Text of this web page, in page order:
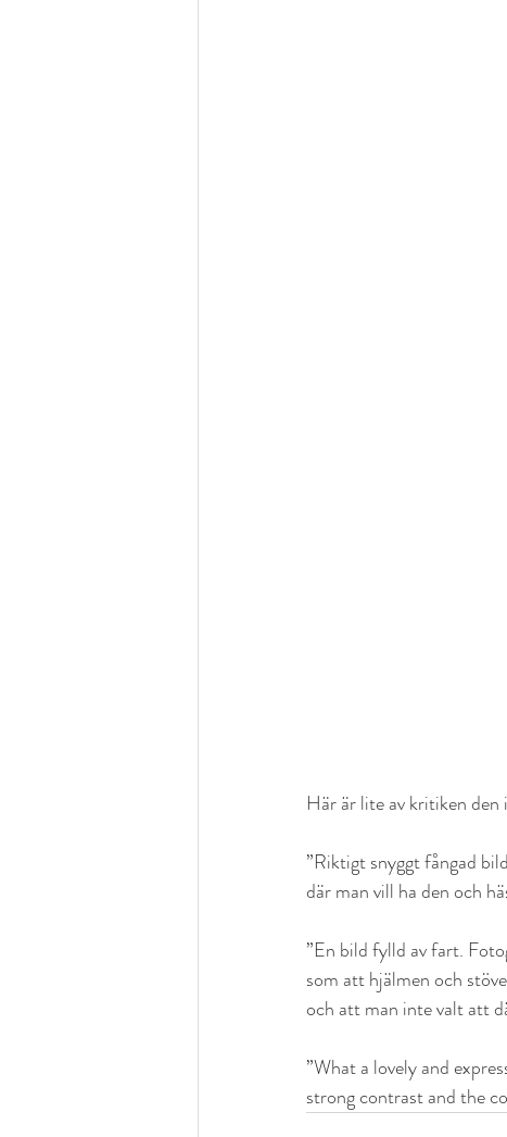
Här är lite av kritiken
”Riktigt snyggt fångad
där man vill ha den och
”En bild fylld av fart.
som att hjälmen och
och att man inte valt att
”What a lovely and
strong contrast and the